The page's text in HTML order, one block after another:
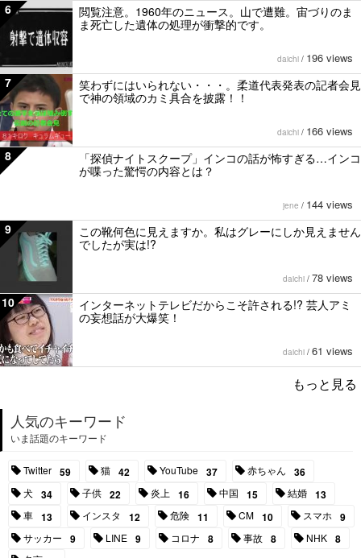
6
閲覧注意。1960年のニュース。山で遭難。宙づりのま
ま死亡した遺体の処理が衝撃的です。
daichi / 196 views
7
笑わずにはいられない・・・。柔道代表発表の記者会見
で神の領域のカミ具合を披露！！
daichi / 166 views
8
「探偵ナイトスクープ」インコの話が怖すぎる…インコ
が喋った驚愕の内容とは？
jene / 144 views
9
この靴何色に見えますか。私はグレーにしか見えません
でしたが実は!?
daichi / 78 views
10
インターネットテレビだからこそ許される!? 芸人アミ
の妄想話が大爆笑！
daichi / 61 views
もっと見る
人気のキーワード
いま話題のキーワード
Twitter 59 猫 42 YouTube 37 赤ちゃん 36
犬 34 子供 22 炎上 16 中国 15 結婚 13
車 13 インスタ 12 危険 11 CM 10 スマホ 9
サッカー 9 LINE 9 コロナ 8 事故 8 NHK 8